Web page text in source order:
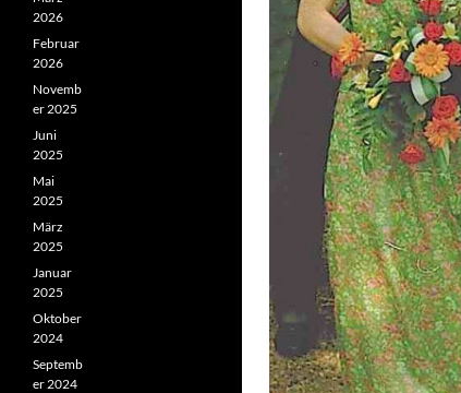
2026
Februar
2026
Novemb
er 2025
Juni
2025
Mai
2025
März
2025
Januar
2025
Oktober
2024
Septemb
er 2024